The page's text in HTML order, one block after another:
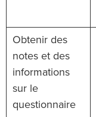
Obtenir des
notes et des
informations
sur le
questionnaire